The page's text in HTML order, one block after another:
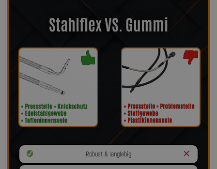
Stahlflex VS. Gummi
Robust & langlebig